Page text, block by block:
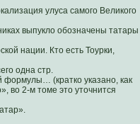
улуса самого Великого
выпукло обозначены татары
нации. Кто есть Тоурки,
одна стр.
формулы… (кратко указано, как
во 2-м томе это уточнится